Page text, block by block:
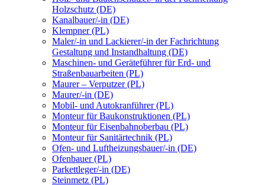
Holzschutz (DE)
Kanalbauer/-in (DE)
Klempner (PL)
Maler/-in und Lackierer/-in der Fachrichtung
Gestaltung und Instandhaltung (DE)
Maschinen- und Geräteführer für Erd- und
Straßenbauarbeiten (PL)
Maurer – Verputzer (PL)
Maurer/-in (DE)
Mobil- und Autokranführer (PL)
Monteur für Baukonstruktionen (PL)
Monteur für Eisenbahnoberbau (PL)
Monteur für Sanitärtechnik (PL)
Ofen- und Luftheizungsbauer/-in (DE)
Ofenbauer (PL)
Parkettleger/-in (DE)
Steinmetz (PL)